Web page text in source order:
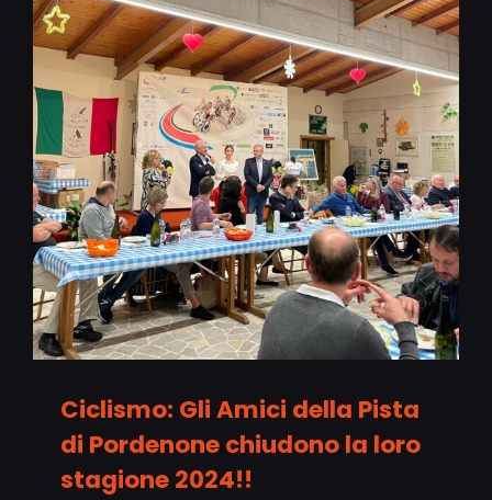
Ciclismo: Gli Amici della Pista
di Pordenone chiudono la loro
stagione 2024!!